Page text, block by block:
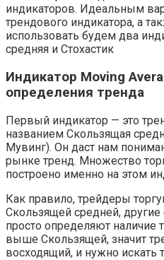
индикаторов. Идеальным
трендового индикатора, а
использовать будем два
средняя и Стохастик
Индикатор Moving
определения тренда
Первый индикатор — это
названием Скользящая
Мувинг). Он даст нам
рынке тренд. Множество
построено именно на этом
Как правило, трейдеры
Скользящей средней,
просто определяют наличие
выше Скользящей, значит
восходящий, и нужно искать